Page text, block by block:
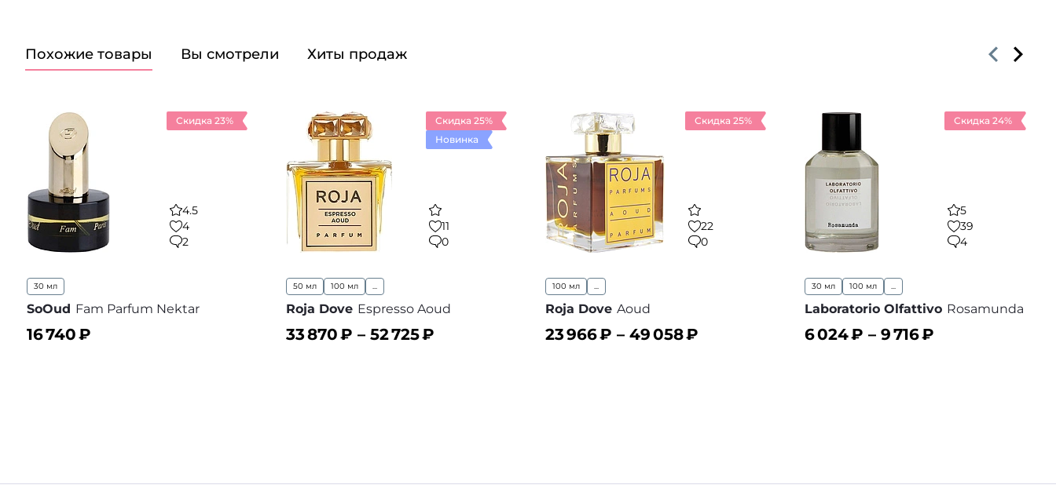
Похожие товары Вы смотрели Хиты продаж
Скидка 23%
4.5
4
2
30 мл
SoOud Fam Parfum Nektar
16 740₽
Скидка 25%
Новинка
11
0
50 мл 100 мл ...
Roja Dove Espresso Aoud
33 870₽ – 52 725₽
Скидка 25%
22
0
100 мл ...
Roja Dove Aoud
23 966₽ – 49 058₽
Скидка 24%
5
39
4
30 мл 100 мл ...
Laboratorio Olfattivo Rosamunda
6 024₽ – 9 716₽